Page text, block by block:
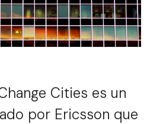
Cities es un
por Ericsson que